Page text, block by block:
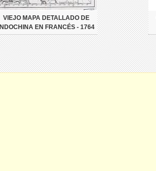
VIEJO MAPA DETALLADO DE
INDOCHINA EN FRANCÉS - 1764